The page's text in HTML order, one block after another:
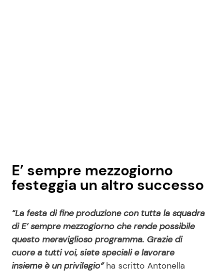
E’ sempre mezzogiorno
festeggia un altro successo
“La festa di fine produzione con tutta la squadra
di E’ sempre mezzogiorno che rende possibile
questo meraviglioso programma. Grazie di
cuore a tutti voi, siete speciali e lavorare
insieme è un privilegio”ha scritto Antonella